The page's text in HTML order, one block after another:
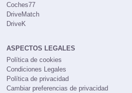
Coches77
DriveMatch
DriveK
ASPECTOS LEGALES
Política de cookies
Condiciones Legales
Política de privacidad
Cambiar preferencias de privacidad